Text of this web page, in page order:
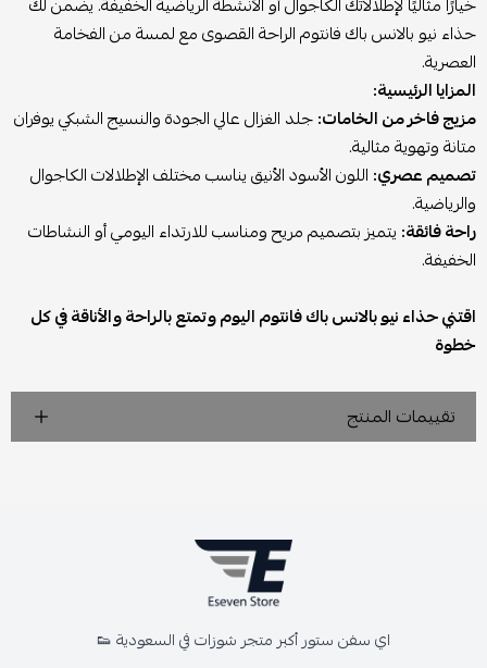
حذاء نيو بالانس باك فانتوم الراحة القصوى مع لمسة من الفخامة
العصرية.
المزايا الرئيسية:
مزيج فاخر من الخامات:جلد الغزال عالي الجودة والنسيج الشبكي يوفران
متانة وتهوية مثالية.
تصميم عصري: اللون الأسود الأنيق يناسب مختلف الإطلالات الكاجوال
والرياضية.
راحة فائقة: يتميز بتصميم مريح ومناسب للارتداء اليومي أو النشاطات
الخفيفة.
اقتني حذاء نيو بالانس باك فانتوم اليوم وتمتع بالراحة والأناقة في كل
خطوة
تقييمات المنتج
اي سفن ستور أكبر متجر شوزات في السعودية 👟